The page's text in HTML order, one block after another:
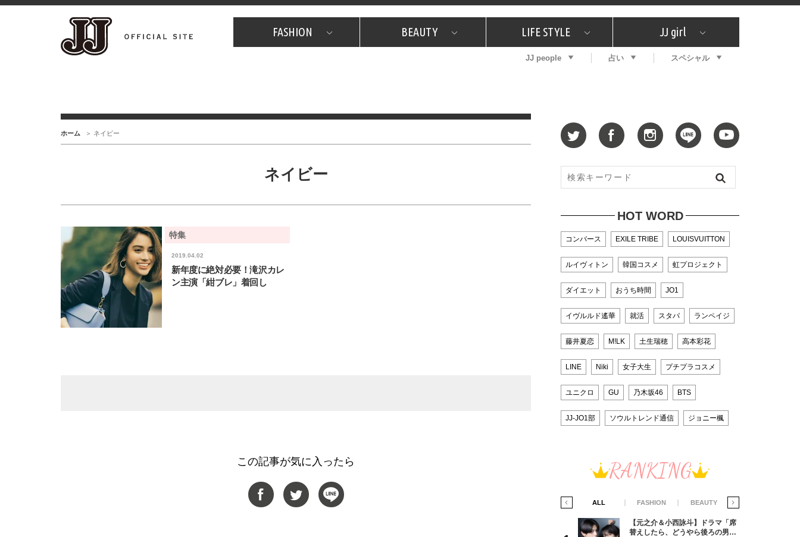
FASHION
JJスタッフの"それどこの"？ プチプラ プレゼント
BEAUTY
コスメ全部試してみた What's NEW？ 特集
LIFE STYLE
JJグルメガイド エンタメ プレゼント
恋愛
JJ girl
特集 おしゃラン！
JJ people 占い スペシャル
ホーム ネイビー
ネイビー
特集
2019.04.02
新年度に絶対必要！滝沢カレ
ン主演「紺ブレ」着回し
この記事が気に入ったら
HOT WORD
コンバース EXILE TRIBE LOUISVUITTON
ルイヴィトン 韓国コスメ 虹プロジェクト
ダイエット おうち時間 JO1
イヴルルド遙華 就活 スタバ ランペイジ
藤井夏恋 M!LK 土生瑞穂 高本彩花
LINE Niki 女子大生 プチプラコスメ
ユニクロ GU 乃木坂46 BTS
JJ-JO1部 ソウルトレンド通信 ジョニー楓
RANKING
ALL FASHION BEAUTY
【元之介＆小西詠斗】ドラマ「席
替えしたら、どうやら後ろの男が